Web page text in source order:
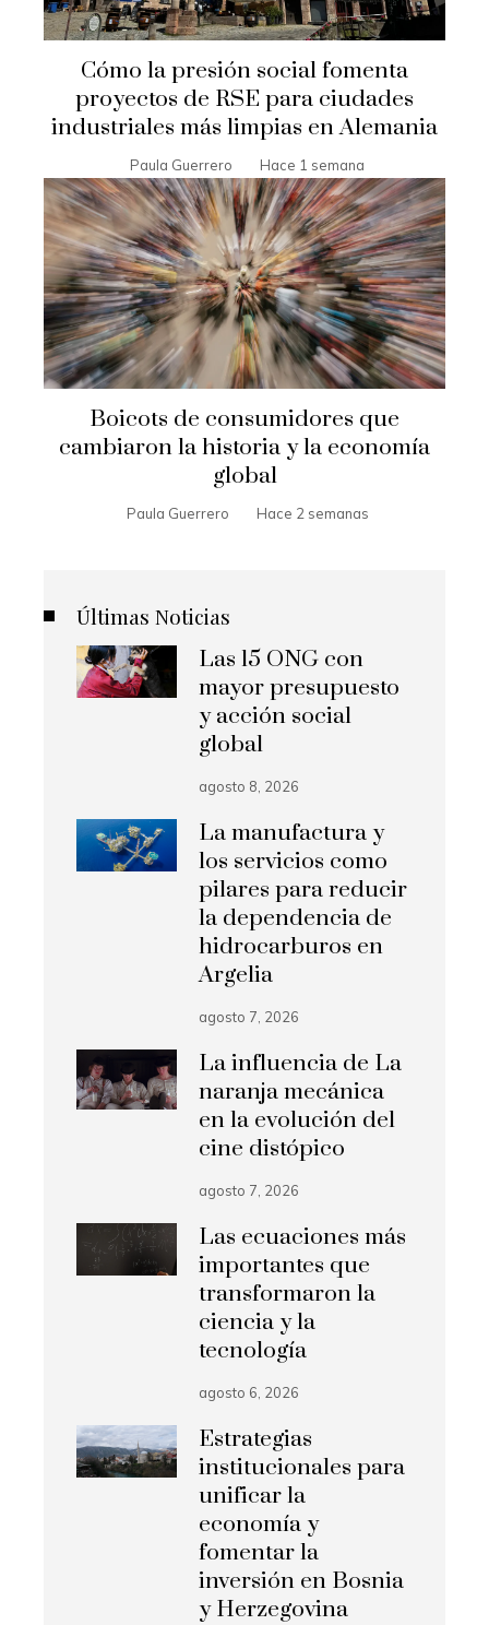
Cómo la presión social fomenta
proyectos de RSE para ciudades
industriales más limpias en Alemania
Paula Guerrero Hace 1 semana
Boicots de consumidores que
cambiaron la historia y la economía
global
Paula Guerrero Hace 2 semanas
Últimas Noticias
Las 15 ONG con
mayor presupuesto
y acción social
global
agosto 8, 2026
La manufactura y
los servicios como
pilares para reducir
la dependencia de
hidrocarburos en
Argelia
agosto 7, 2026
La influencia de La
naranja mecánica
en la evolución del
cine distópico
agosto 7, 2026
Las ecuaciones más
importantes que
transformaron la
ciencia y la
tecnología
agosto 6, 2026
Estrategias
institucionales para
unificar la
economía y
fomentar la
inversión en Bosnia
y Herzegovina